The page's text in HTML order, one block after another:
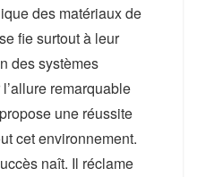
des matériaux de
fie surtout à leur
des systèmes
remarquable
une réussite
cet environnement.
naît. Il réclame